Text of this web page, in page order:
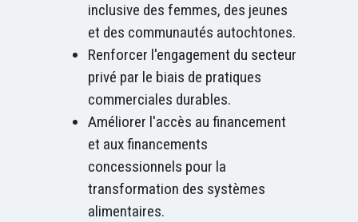
inclusive des femmes, des jeunes
et des communautés autochtones.
Renforcer l'engagement du secteur
privé par le biais de pratiques
commerciales durables.
Améliorer l'accès au financement
et aux financements
concessionnels pour la
transformation des systèmes
alimentaires.